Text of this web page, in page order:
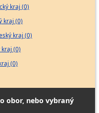
kraj (0)
kraj (0)
kraj (0)
kraj (0)
(0)
obor, nebo vybraný